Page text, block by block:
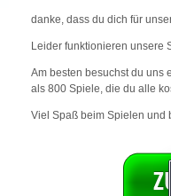
danke, dass du dich für
Leider funktionieren unsere
Am besten besuchst du uns
als 800 Spiele, die du alle
Viel Spaß beim Spielen und